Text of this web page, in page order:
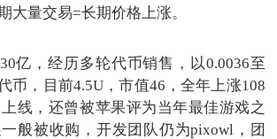
大量交易=长期价格上涨。
亿，经历多轮代币销售，以0.0036至
币，目前4.5U，市值46，全年上涨108
线，还曾被苹果评为当年最佳游戏之
般被收购，开发团队仍为pixowl，团